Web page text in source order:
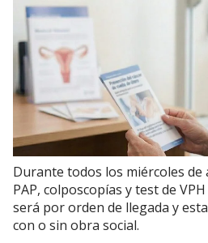
Durante todos los miércoles
PAP, colposcopías y test de
será por orden de llegada y
con o sin obra social.